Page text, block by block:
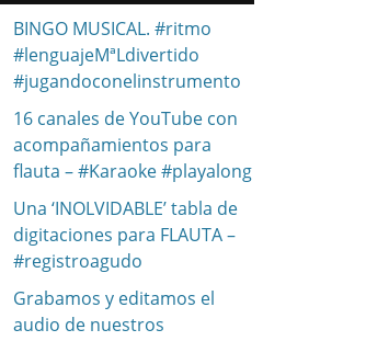
BINGO MUSICAL. #ritmo
#lenguajeMªLdivertido
#jugandoconelinstrumento
16 canales de YouTube con
acompañamientos para
flauta – #Karaoke #playalong
Una ‘INOLVIDABLE’ tabla de
digitaciones para FLAUTA –
#registroagudo
Grabamos y editamos el
audio de nuestros